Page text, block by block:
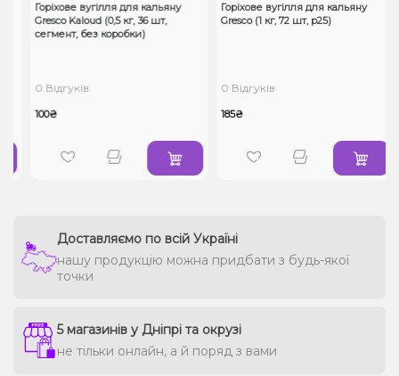
Горіхове вугілля для кальяну
Gresco Kaloud (0,5 кг, 36 шт,
сегмент, без коробки)
0 Відгуків
100₴
Горіхове вугілля для кальяну
Gresco (1 кг, 72 шт, р25)
0 Відгуків
185₴
Доставляємо по всій Україні
нашу продукцію можна придбати з будь-якої
точки
5 магазинів у Дніпрі та окрузі
не тільки онлайн, а й поряд з вами